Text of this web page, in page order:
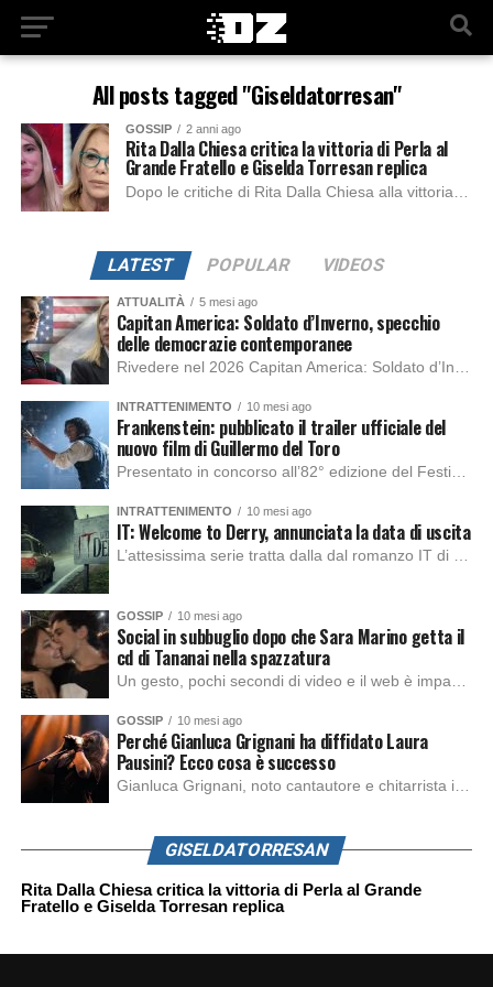
All posts tagged "Giseldatorresan"
GOSSIP 2 anni ago
Rita Dalla Chiesa critica la vittoria di Perla al
Grande Fratello e Giselda Torresan replica
LATEST POPULAR VIDEOS
ATTUALITÀ 5 mesi ago
Capitan America: Soldato d’Inverno, specchio
delle democrazie contemporanee
INTRATTENIMENTO 10 mesi ago
Frankenstein: pubblicato il trailer ufficiale del
nuovo film di Guillermo del Toro
INTRATTENIMENTO 10 mesi ago
IT: Welcome to Derry, annunciata la data di uscita
GOSSIP 10 mesi ago
Social in subbuglio dopo che Sara Marino getta il
cd di Tananai nella spazzatura
GOSSIP 10 mesi ago
Perché Gianluca Grignani ha diffidato Laura
Pausini? Ecco cosa è successo
GISELDATORRESAN
Rita Dalla Chiesa critica la vittoria di Perla al Grande
Fratello e Giselda Torresan replica